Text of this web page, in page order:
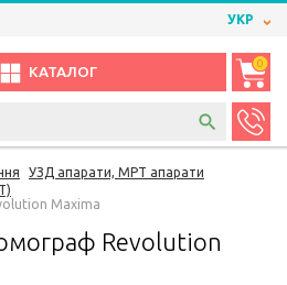
УКР
КАТАЛОГ
0
УЗД апарати, МРТ апарати
Maxima
Revolution